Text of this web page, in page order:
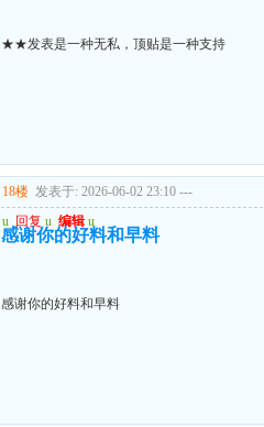
★★发表是一种无私，顶贴是一种支持
18楼 发表于: 2026-06-02 23:10 ---
u 回复 u 编辑 u
感谢你的好料和早料
感谢你的好料和早料